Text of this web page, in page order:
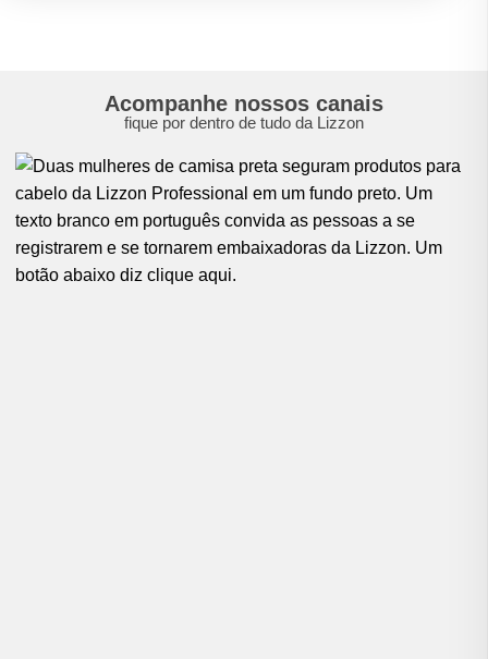
Acompanhe nossos canais
fique por dentro de tudo da Lizzon